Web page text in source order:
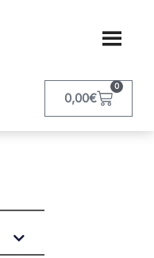
0,00€
0